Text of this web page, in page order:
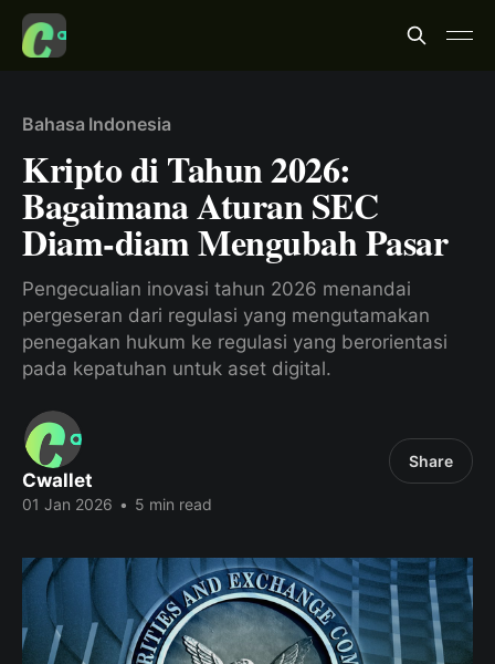
Bahasa Indonesia
Kripto di Tahun 2026:
Bagaimana Aturan SEC
Diam-diam Mengubah Pasar
Pengecualian inovasi tahun 2026 menandai
pergeseran dari regulasi yang mengutamakan
penegakan hukum ke regulasi yang berorientasi
pada kepatuhan untuk aset digital.
Cwallet
01 Jan 2026 • 5 min read
Share